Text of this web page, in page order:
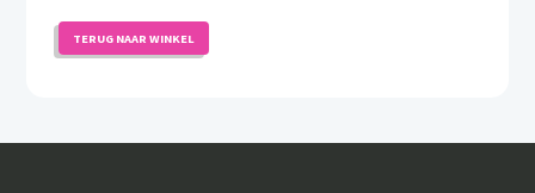
TERUG NAAR WINKEL